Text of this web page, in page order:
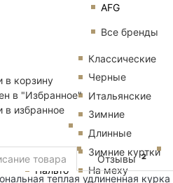
AFG
Все бренды
Пальто
Классические
Черные
Итальянские
Зимние
Длинные
Зимние куртки
На меху
в корзину
в "Избранное"
в избранное
товара Отзывы 2
теплая удлиненная